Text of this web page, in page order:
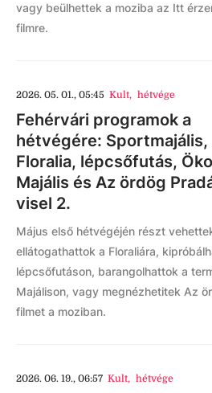
vagy beülhettek a moziba az Itt
filmre.
2026. 05. 01., 05:45 Kult, hétvége
Fehérvári programok a
hétvégére: Sportmajális,
Floralia, lépcsőfutás, Öko
Majális és Az ördög
visel 2.
Május első hétvégéjén részt
ellátogathattok a Floraliára,
lépcsőfutáson, barangolhattok a
Majálison, vagy megnézhetitek Az
filmet a moziban.
2026. 06. 19., 06:57 Kult, hétvége